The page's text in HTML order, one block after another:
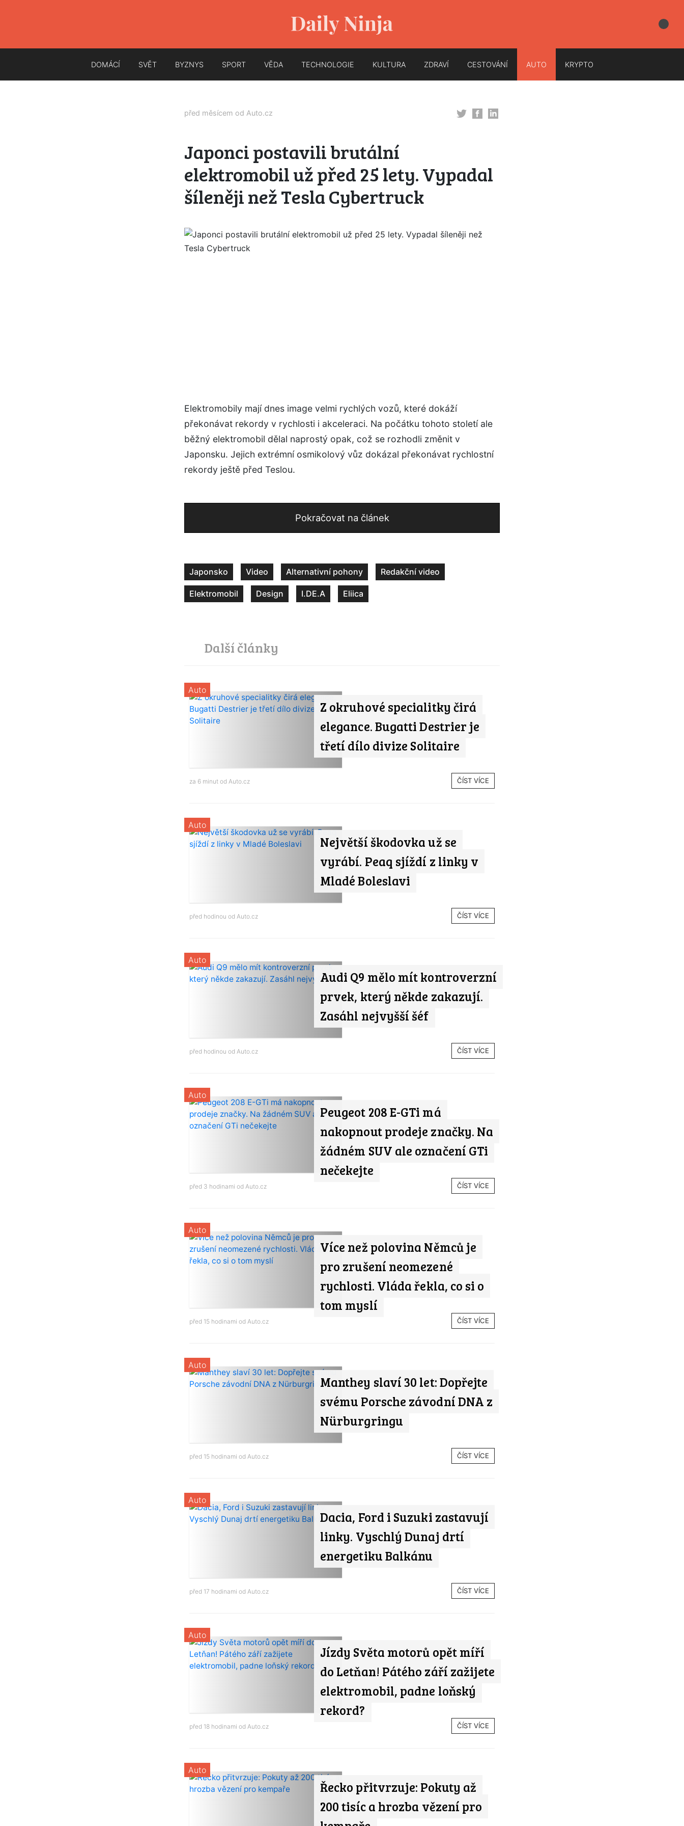
DOMÁCÍ SVĚT BYZNYS SPORT VĚDA TECHNOLOGIE KULTURA ZDRAVÍ CESTOVÁNÍ AUTO KRYPTO
před měsícem od Auto.cz
Japonci postavili brutální
elektromobil už před 25 lety. Vypadal
šíleněji než Tesla Cybertruck
Elektromobily mají dnes image velmi rychlých vozů, které dokáží
překonávat rekordy v rychlosti i akceleraci. Na počátku tohoto století ale
běžný elektromobil dělal naprostý opak, což se rozhodli změnit v
Japonsku. Jejich extrémní osmikolový vůz dokázal překonávat rychlostní
rekordy ještě před Teslou.
Pokračovat na článek
Japonsko Video Alternativní pohony Redakční video
Elektromobil Design I.DE.A Eliica
Další články
Z okruhové specialitky čirá
elegance. Bugatti Destrier je
třetí dílo divize Solitaire
Auto
za 6 minut od Auto.cz ČÍST VÍCE
Největší škodovka už se
vyrábí. Peaq sjíždí z linky v
Mladé Boleslavi
Auto
před hodinou od Auto.cz ČÍST VÍCE
Audi Q9 mělo mít kontroverzní
prvek, který někde zakazují.
Zasáhl nejvyšší šéf
Auto
před hodinou od Auto.cz ČÍST VÍCE
Peugeot 208 E-GTi má
nakopnout prodeje značky. Na
žádném SUV ale označení GTi
nečekejte
Auto
před 3 hodinami od Auto.cz ČÍST VÍCE
Více než polovina Němců je
pro zrušení neomezené
rychlosti. Vláda řekla, co si o
tom myslí
Auto
před 15 hodinami od Auto.cz ČÍST VÍCE
Manthey slaví 30 let: Dopřejte
svému Porsche závodní DNA z
Nürburgringu
Auto
před 15 hodinami od Auto.cz ČÍST VÍCE
Dacia, Ford i Suzuki zastavují
linky. Vyschlý Dunaj drtí
energetiku Balkánu
Auto
před 17 hodinami od Auto.cz ČÍST VÍCE
Jízdy Světa motorů opět míří
do Letňan! Pátého září zažijete
elektromobil, padne loňský
rekord?
Auto
před 18 hodinami od Auto.cz ČÍST VÍCE
Řecko přitvrzuje: Pokuty až
200 tisíc a hrozba vězení pro
Auto